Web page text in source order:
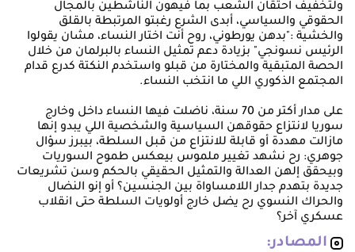
ولتخفيف احتقان الشعب بما فيهون الناشطين بالمجال
الحقوقي والسياسي، أبدى الشرع رغبتو المرتبطة بالقلق
والخشية :"بدهن يورطوني، روح أنت اختار النساء، مشان يقولوا
الرئيس نسونجي" بزيادة دعم تمثيل النساء بالبرلمان من خلال
الحصة المتبقية والمختارة من قبلو واستخدم النكتة كدرع قدام
المجتمع الذكوري اللي ما انتخب النساء.
على مدار أكتر من 70 سنة، ناضلت فيها النساء داخل وخارج
سوريا لانتزاع حقوقهن السياسية والشخصية اللي يبدو إنها
مازالت مهددة أو قابلة للانتزاع من قبل السلطة، بيبرز سؤال
جوهري: رح نشهد تغيير ملموس بيعكس طموح السوريات
وبيحقق إلهن العدالة والتمثيل الحقيقي بالحكم وسن تشريعات
جديدة بتهدم جدار اللامساواة بين الجنسين؟ أو إنو النضال
والحراك النسوي رح يضل خارج أولويات السلطة حتى انقلاب
عسكري آخر؟
المصادر: